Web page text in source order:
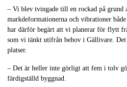
– Vi blev tvingade till en rockad på grund
markdeformationerna och vibrationer
har därför begärt att vi planerar för flytt
som vi tänkt utifrån behov i Gällivare.
platser.
– Det är heller inte görligt att fem i tolv
färdigställd byggnad.